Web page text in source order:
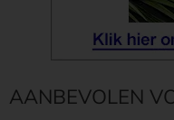
AANBEVOLEN